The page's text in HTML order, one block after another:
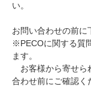
い。
お問い合わせの前に
※PECOに関する質
ます。
お客様から寄せら
合わせ前にご確認く